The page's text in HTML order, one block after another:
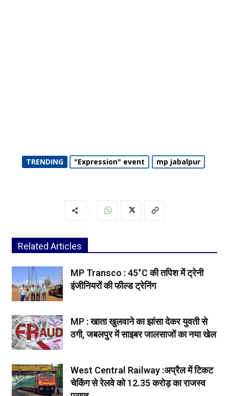
TRENDING "Expression" event mp jabalpur
Related Articles
MP Transco : 45°C की तपिश में ट्रेनी
इंजीनियरों की फील्ड ट्रेनिंग
MP : खाता खुलवाने का झांसा देकर युवती से
ठगी, जबलपुर में साइबर जालसाजों का नया खेल
West Central Railway :अप्रैल में टिकट
चेकिंग से रेलवे को 12.35 करोड़ का राजस्व